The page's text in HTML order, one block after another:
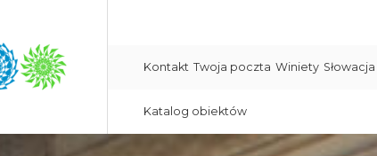
Kontakt Twoja poczta Winiety Słowacja
Katalog obiektów